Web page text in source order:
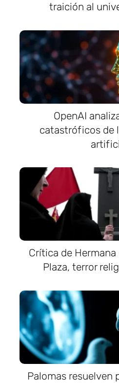
traición al
OpenAI
catastróficos de
Crítica de
Plaza, terror
Palomas resuelven